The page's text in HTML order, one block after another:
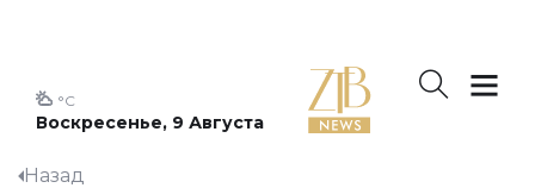
Воскресенье, 9 Августа
°C
Назад